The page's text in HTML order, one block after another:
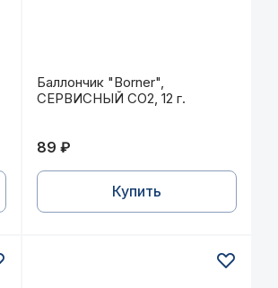
мм, 2,46 гр. (125 шт) (100 в
Баллончик "Borner",
Баллончик "Borner",
СЕРВИСНЫЙ СО2, 12 г.
89 ₽
Купить